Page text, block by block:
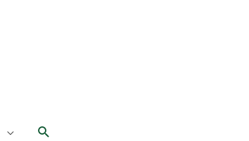
Search